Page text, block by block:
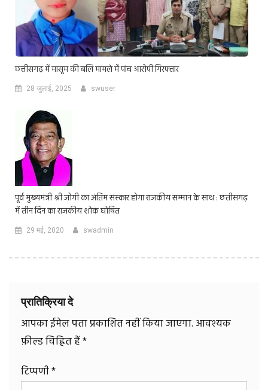
छत्तीसगढ़ में मासूम की बलि मामले में पांच आरोपी गिरफ्तार
28 जुलाई, 2025 swuser
पूर्व मुख्यमंत्री श्री जोगी का अंतिम संस्कार होगा राजकीय सम्मान के साथ : छत्तीसगढ़
में तीन दिन का राजकीय शोक घोषित
29 मई, 2020 swadmin
प्रातिक्रिया दे
आपका ईमेल पता प्रकाशित नहीं किया जाएगा. आवश्यक
फ़ील्ड चिह्नित हैं*
टिप्पणी*